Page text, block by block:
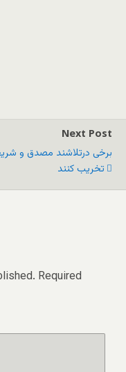
Next Post
برخی درتلاشند مصدق و
تخريب کنند
Required